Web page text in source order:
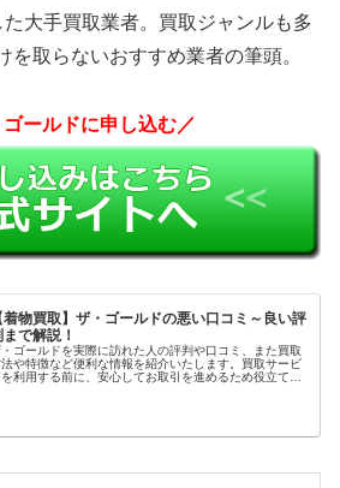
大手買取業者。買取ジャンルも多
を取らないおすすめ業者の筆頭。
ゴールドに申し込む／
着物買取】ザ・ゴールドの悪い口コミ～良い評
まで解説！
ゴールドを実際に訪れた人の評判や口コミ、また買取
や特徴など便利な情報を紹介いたします。買取サービ
を利用する前に、安心してお取引を進めるため役立てて